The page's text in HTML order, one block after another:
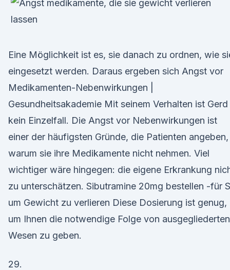
Eine Möglichkeit ist es, sie danach zu ordnen, wie
eingesetzt werden. Daraus ergeben sich Angst vor
Medikamenten-Nebenwirkungen |
Gesundheitsakademie Mit seinem Verhalten ist Gerd
kein Einzelfall. Die Angst vor Nebenwirkungen ist
einer der häufigsten Gründe, die Patienten angeben,
warum sie ihre Medikamente nicht nehmen. Viel
wichtiger wäre hingegen: die eigene Erkrankung
zu unterschätzen. Sibutramine 20mg bestellen -für
um Gewicht zu verlieren Diese Dosierung ist genug,
um Ihnen die notwendige Folge von ausgegliederten
Wesen zu geben.
29.